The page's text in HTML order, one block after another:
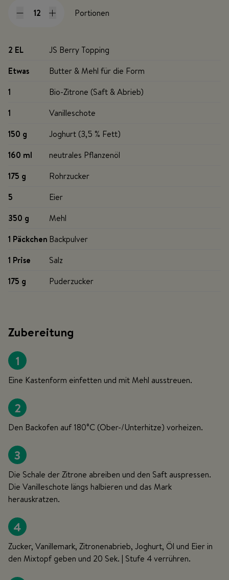
Portionen
2 EL
JS Berry Topping
Etwas
Butter & Mehl für die Form
1
Bio-Zitrone (Saft & Abrieb)
1
Vanilleschote
150 g
Joghurt (3,5 % Fett)
160 ml
neutrales Pflanzenöl
175 g
Rohrzucker
5
Eier
350 g
Mehl
1 Päckchen Backpulver
1 Prise
Salz
175 g
Puderzucker
Zubereitung
1
Eine Kastenform einfetten und mit Mehl ausstreuen.
2
Den Backofen auf 180°C (Ober-/Unterhitze) vorheizen.
3
Die Schale der Zitrone abreiben und den Saft auspressen.
Die Vanilleschote längs halbieren und das Mark
herauskratzen.
4
Zucker, Vanillemark, Zitronenabrieb, Joghurt, Öl und Eier in
den Mixtopf geben und 20 Sek. | Stufe 4 verrühren.